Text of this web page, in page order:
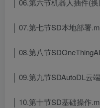
│ 06.第六节机器人插件(
│ 07.第七节SD本地部署
│ 08.第八节
│ 09.第九节SDAutoDL云
│ 10.第十节SD基础操作